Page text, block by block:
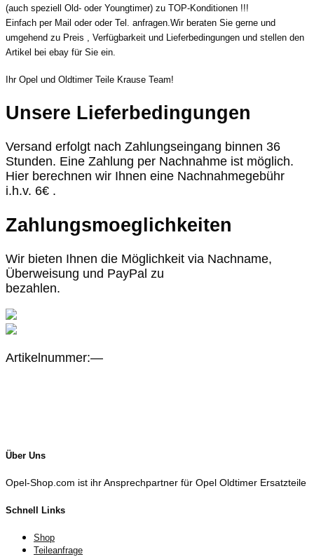
(auch speziell Old- oder Youngtimer) zu TOP-Konditionen !!!
Einfach per Mail oder oder Tel. anfragen.Wir beraten Sie gerne und
umgehend zu Preis , Verfügbarkeit und Lieferbedingungen und stellen den
Artikel bei ebay für Sie ein.
Ihr Opel und Oldtimer Teile Krause Team!
Unsere Lieferbedingungen
Versand erfolgt nach Zahlungseingang binnen 36
Stunden. Eine Zahlung per Nachnahme ist möglich.
Hier berechnen wir Ihnen eine Nachnahmegebühr
i.h.v. 6€ .
Zahlungsmoeglichkeiten
Wir bieten Ihnen die Möglichkeit via Nachname,
Überweisung und PayPal zu
bezahlen.
Artikelnummer:—
Über Uns
Opel-Shop.com ist ihr Ansprechpartner für Opel Oldtimer Ersatzteile
Schnell Links
Shop
Teileanfrage